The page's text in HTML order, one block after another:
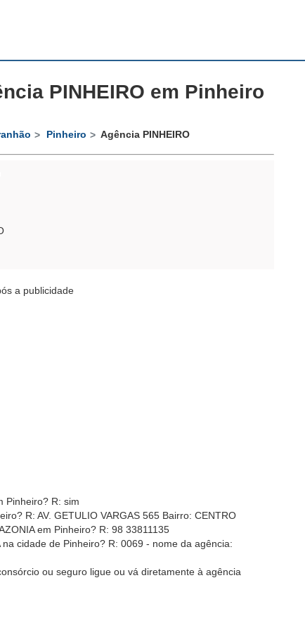
PINHEIRO em Pinheiro
Pinheiro Agência PINHEIRO
a publicidade
Pinheiro? R: sim
R: AV. GETULIO VARGAS 565 Bairro: CENTRO
em Pinheiro? R: 98 33811135
cidade de Pinheiro? R: 0069 - nome da agência:
ou seguro ligue ou vá diretamente à agência